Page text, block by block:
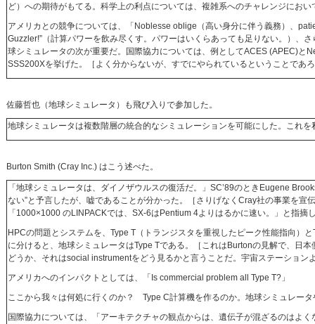
ど）への期待がもてる。科学上の利点については、複雑系へのチャレンジにお
アメリカとの競争については、「Noblesse oblige（高い身分に伴う義務）、
Guzzler!”（計算パワーを飲み尽くす。パワーはいくらあっても足りない。）、
球シミュレータの次が重要だ。国際協力については、例としてACES (APEC)と
SSS200Xを挙げた。［よく分からないが、すでにやられているということであ
佐藤哲也（地球シミュレータ）も飛び入りで参加した。
地球シミュレータは複数階層の統合的なシミュレーションを可能にした。これ
Burton Smith (Cray Inc.) はこう述べた。
「地球シミュレータは、ダイノザウルスの復活だ。」SC’89のときEugene
ない”と予言したが、嘘であることが分かった。［さりげなくCray社の事業を宣
「1000×1000 のLINPACKでは、SX-6はPentium 4よりはるかに速い。」と指摘
HPCの問題とシステムを、Type T（トランジスタを重視したピーク性能指向）
に分けると、地球シミュレータはType Tである。［これはBurtonの見解で、日
どうか、それはsocial instrumentをどう見るかと言うことだ。宇宙ステーション
アメリカへのインパクトとしては、「Is commercial problem all Type T?」
ここから我々は何処に行くのか？ Type C計算機を作るのか。地球シミュレー
国際協力については、「アーキテクチャの観点からは、遺伝子が混ざるのはよ